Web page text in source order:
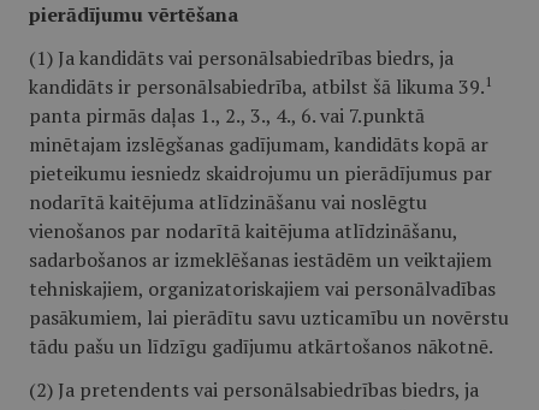
pierādījumu vērtēšana
(1) Ja kandidāts vai personālsabiedrības biedrs, ja
kandidāts ir personālsabiedrība, atbilst šā likuma 39. 1
panta pirmās daļas 1., 2., 3., 4., 6. vai 7.punktā
minētajam izslēgšanas gadījumam, kandidāts kopā ar
pieteikumu iesniedz skaidrojumu un pierādījumus par
nodarītā kaitējuma atlīdzināšanu vai noslēgtu
vienošanos par nodarītā kaitējuma atlīdzināšanu,
sadarbošanos ar izmeklēšanas iestādēm un veiktajiem
tehniskajiem, organizatoriskajiem vai personālvadības
pasākumiem, lai pierādītu savu uzticamību un novērstu
tādu pašu un līdzīgu gadījumu atkārtošanos nākotnē.
(2) Ja pretendents vai personālsabiedrības biedrs, ja